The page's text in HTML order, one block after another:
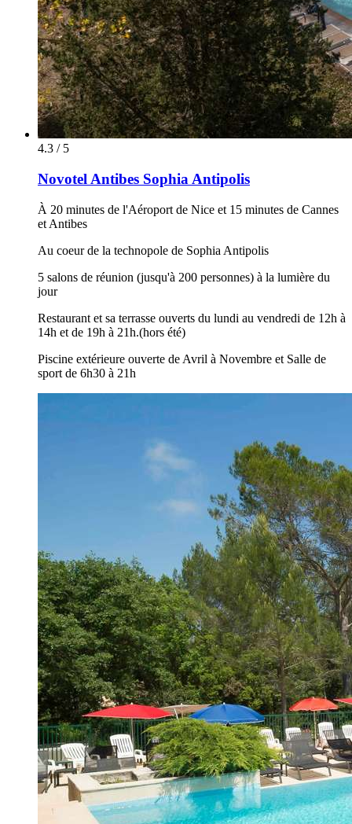
4.3 / 5
Novotel Antibes Sophia Antipolis
À 20 minutes de l'Aéroport de Nice et 15 minutes de Cannes
et Antibes
Au coeur de la technopole de Sophia Antipolis
5 salons de réunion (jusqu'à 200 personnes) à la lumière du
jour
Restaurant et sa terrasse ouverts du lundi au vendredi de 12h à
14h et de 19h à 21h.(hors été)
Piscine extérieure ouverte de Avril à Novembre et Salle de
sport de 6h30 à 21h